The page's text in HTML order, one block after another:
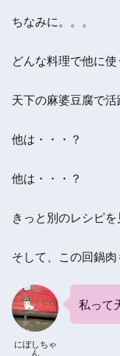
ちなみに。。。
どんな料理で他に
天下の麻婆豆腐で活
他は・・・？
他は・・・？
きっと別のレシピ
そして、この回鍋肉
にぼしちゃ
ん
私って